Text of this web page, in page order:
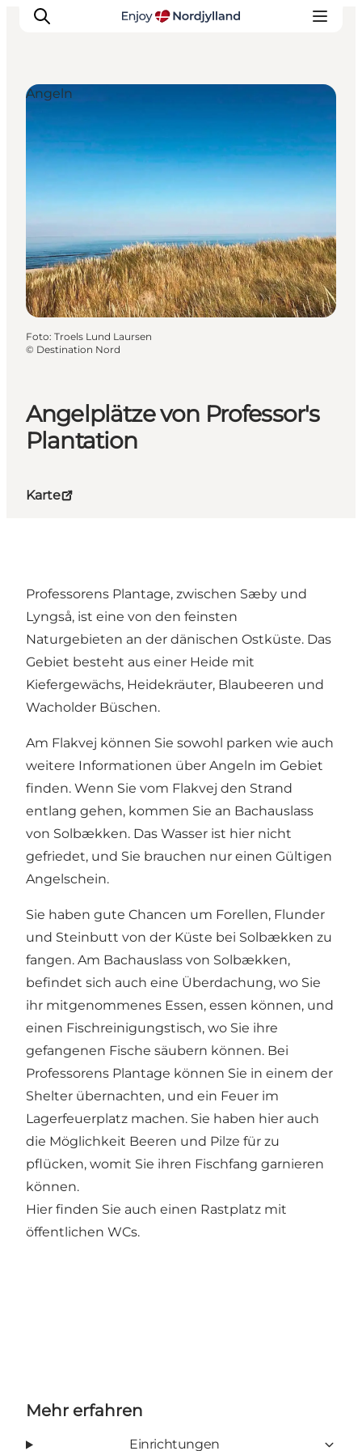
Erlebnisse
Reiseplanung
Destinationen
Guides
Für Kinder
Angelplätze von Professor's
Plantation
Karte
Angeln
Foto: Troels Lund Laursen
© Destination Nord
Professorens Plantage, zwischen Sæby und
Lyngså, ist eine von den feinsten
Naturgebieten an der dänischen Ostküste. Das
Gebiet besteht aus einer Heide mit
Kiefergewächs, Heidekräuter, Blaubeeren und
Wacholder Büschen.
Am Flakvej können Sie sowohl parken wie auch
weitere Informationen über Angeln im Gebiet
finden. Wenn Sie vom Flakvej den Strand
entlang gehen, kommen Sie an Bachauslass
von Solbækken. Das Wasser ist hier nicht
gefriedet, und Sie brauchen nur einen Gültigen
Angelschein.
Sie haben gute Chancen um Forellen, Flunder
und Steinbutt von der Küste bei Solbækken zu
fangen. Am Bachauslass von Solbækken,
befindet sich auch eine Überdachung, wo Sie
ihr mitgenommenes Essen, essen können, und
einen Fischreinigungstisch, wo Sie ihre
gefangenen Fische säubern können. Bei
Professorens Plantage können Sie in einem der
Shelter übernachten, und ein Feuer im
Lagerfeuerplatz machen. Sie haben hier auch
die Möglichkeit Beeren und Pilze für zu
pflücken, womit Sie ihren Fischfang garnieren
können.
Hier finden Sie auch einen Rastplatz mit
öffentlichen WCs.
Mehr erfahren
Einrichtungen